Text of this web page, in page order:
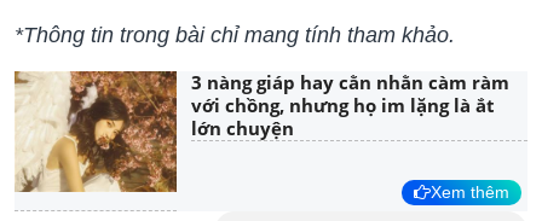
*Thông tin trong bài chỉ mang tính tham khảo.
3 nàng giáp hay cằn nhằn càm ràm
với chồng, nhưng họ im lặng là ắt
lớn chuyện
Xem thêm